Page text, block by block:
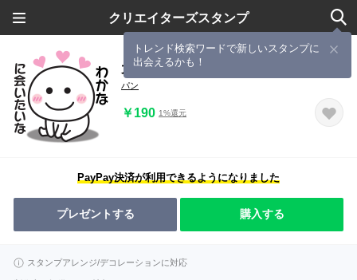
クリエイターズスタンプ
トレンド検索ワードで新しいスタンプに
出会えるかも！
大好きな♡わかなへ送るスタンプ
パン
￥190 1%還元
PayPay決済が利用できるようになりました
プレゼントする 購入する
スタンプアレンジ/デコレーションに対応